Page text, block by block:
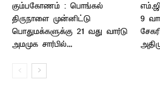
கும்பகோணம் : பொங்கல்
திருநாளை முன்னிட்டு
பொதுமக்களுக்கு 21 வது வார்டு
அமமுக சார்பில்...
9